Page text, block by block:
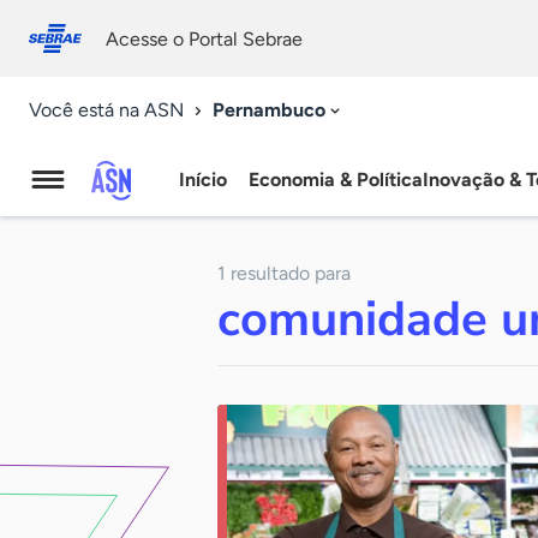
conosco
Acesse o Portal Sebrae
Você está na ASN Pernambuco
Agência
Notícias
Início Economia & PolíticaInovação &
1 resultado para
comunidade